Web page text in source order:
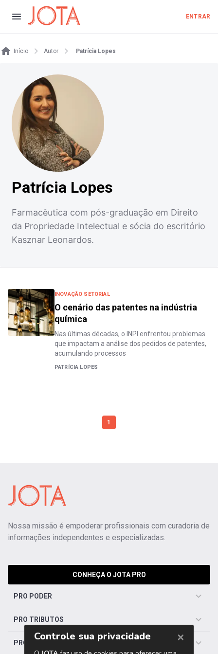
ENTRAR
Início Autor Patrícia Lopes
Patrícia Lopes
Farmacêutica com pós-graduação em Direito
da Propriedade Intelectual e sócia do escritório
Kasznar Leonardos.
INOVAÇÃO SETORIAL
O cenário das patentes na indústria
química
Nas últimas décadas, o INPI enfrentou problemas
que impactam a análise dos pedidos de patentes,
acumulando processos
PATRÍCIA LOPES
1
Nossa missão é empoderar profissionais com curadoria de
informações independentes e especializadas.
CONHEÇA O JOTA PRO
PRO PODER
PRO TRIBUTOS
PRO TRABALHISTA